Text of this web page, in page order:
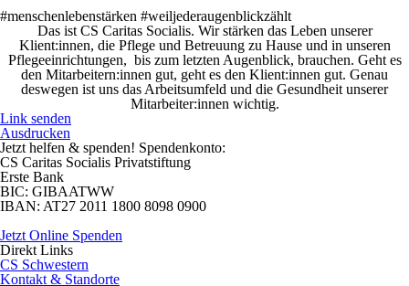
#menschenlebenstärken #weiljederaugenblickzählt
Das ist CS Caritas Socialis. Wir stärken das Leben unserer
Klient:innen, die Pflege und Betreuung zu Hause und in unseren
Pflegeeinrichtungen, bis zum letzten Augenblick, brauchen. Geht es
den Mitarbeitern:innen gut, geht es den Klient:innen gut. Genau
deswegen ist uns das Arbeitsumfeld und die Gesundheit unserer
Mitarbeiter:innen wichtig.
Link senden
Ausdrucken
Jetzt helfen & spenden! Spendenkonto:
CS Caritas Socialis Privatstiftung
Erste Bank
BIC: GIBAATWW
IBAN: AT27 2011 1800 8098 0900
Jetzt Online Spenden
Direkt Links
CS Schwestern
Kontakt & Standorte